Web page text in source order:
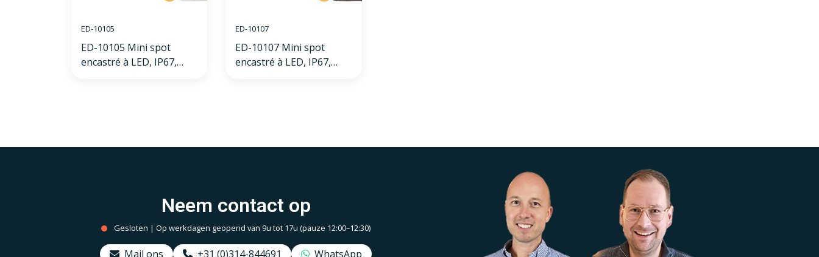
ED-10105
ED-10105 Mini spot
encastré à LED, IP67,
ED-10107
ED-10107 Mini spot
encastré à LED, IP67,
Neem contact op
Gesloten | Op werkdagen geopend van 9u tot 17u (pauze 12:00–12:30)
Mail ons +31 (0)314-844691 WhatsApp